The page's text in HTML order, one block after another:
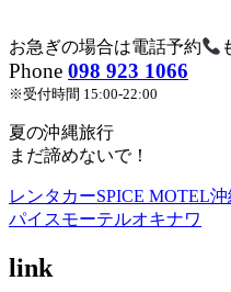
お急ぎの場合は電話予約
Phone 098 923 1066
※受付時間 15:00-22:00
夏の沖縄旅行
まだ諦めないで！
レンタカーSPICE MOTEL沖
パイスモーテルオキナワ
link